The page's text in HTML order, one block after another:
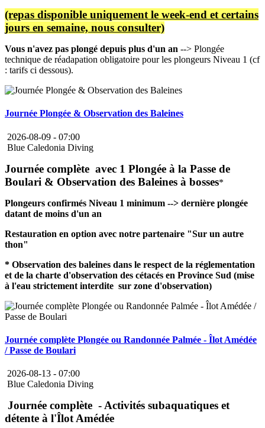
(repas disponible uniquement le week-end et certains
jours en semaine, nous consulter)
Vous n'avez pas plongé depuis plus d'un an --> Plongée
technique de réadapation obligatoire pour les plongeurs Niveau 1 (cf
: tarifs ci dessous).
Journée Plongée & Observation des Baleines
2026-08-09 - 07:00
Blue Caledonia Diving
Journée complète avec 1 Plongée à la Passe de
Boulari & Observation des Baleines à bosses*
Plongeurs confirmés Niveau 1 minimum --> dernière plongée
datant de moins d'un an
Restauration en option avec notre partenaire "Sur un autre
thon"
* Observation des baleines dans le respect de la réglementation
et de la charte d'observation des cétacés en Province Sud (mise
à l'eau strictement interdite sur zone d'observation)
Journée complète Plongée ou Randonnée Palmée - Îlot Amédée
/ Passe de Boulari
2026-08-13 - 07:00
Blue Caledonia Diving
Journée complète - Activités subaquatiques et
détente à l'Îlot Amédée